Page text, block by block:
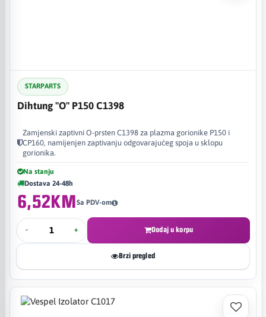
STARPARTS
Dihtung "O" P150 C1398
Zamjenski zaptivni O-prsten C1398 za plazma gorionike P150 i
CP160, namijenjen zaptivanju odgovarajućeg spoja u sklopu
gorionika.
Na stanju
Dostava 24-48h
6,52KMSa PDV-om
- + Dodaj u korpu
Brzi pregled